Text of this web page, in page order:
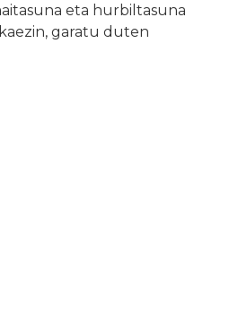
eta hurbiltasuna
garatu duten